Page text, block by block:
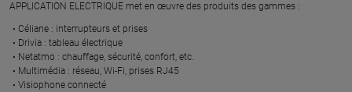
APPLICATION ELECTRIQUE met en œuvre des produits des gammes : ​
Céliane : interrupteurs et prises ​
Drivia : tableau électrique ​
Netatmo : chauffage, sécurité, confort, etc.​
Multimédia : réseau, Wi-Fi, prises RJ45​
Visiophone connecté​